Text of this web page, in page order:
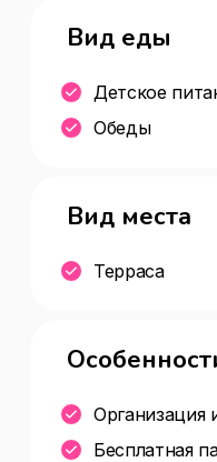
Вид еды
Детское
Обеды
Вид места
Терраса
Организация
Бесплатная